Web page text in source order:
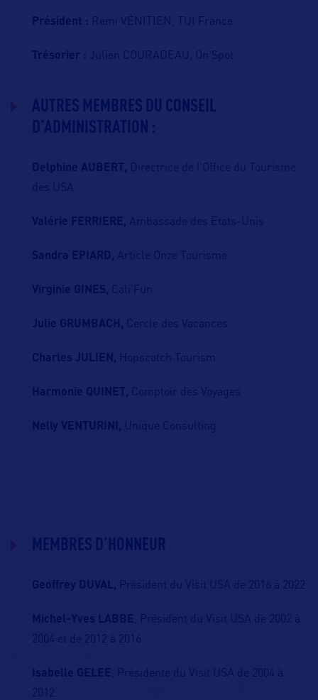
Président : Rémi VÉNITIEN, TUI France
Trésorier : Julien COURADEAU, On’Spot
AUTRES MEMBRES DU CONSEIL
D’ADMINISTRATION :
Delphine AUBERT, Directrice de l’Office du Tourisme
des USA
Valérie FERRIERE, Ambassade des Etats-Unis
Sandra EPIARD, Article Onze Tourisme
Virginie GINES, Cali’Fun
Julie GRUMBACH, Cercle des Vacances
Charles JULIEN, Hopscotch Tourism
Harmonie QUINET, Comptoir des Voyages
Unique Consulting
MEMBRES D’HONNEUR
Geoffrey DUVAL, Président du Visit USA de 2016 à 2022
Michel-Yves LABBE
, Président du Visit USA de 2002 à
2004 et de 2012 à 2016
Isabelle GELEE
, Présidente du Visit USA de 2004 à
2012